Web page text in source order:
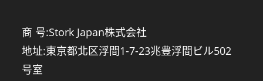
商 号:Stork Japan株式会社
地址:東京都北区浮間1-7-23兆豊浮間ビル502
号室